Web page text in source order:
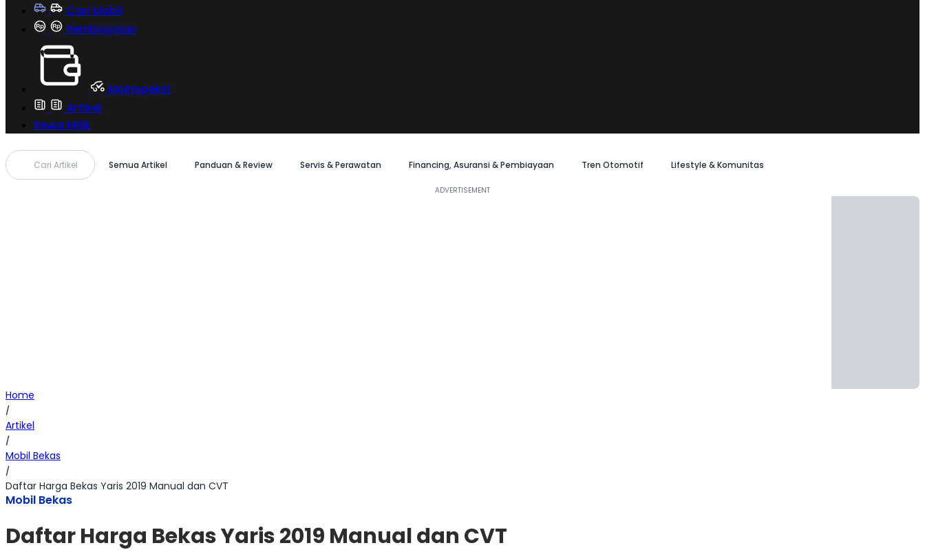
Cari Mobil
Pembiayaan
MoInspeksi
Artikel
Sewa Milik
Cari Artikel Semua Artikel Panduan & Review Servis & Perawatan Financing, Asuransi & Pembiayaan Tren Otomotif Lifestyle & Komunitas
Home
/
Artikel
/
Mobil Bekas
/
Daftar Harga Bekas Yaris 2019 Manual dan CVT
Mobil Bekas
Daftar Harga Bekas Yaris 2019 Manual dan CVT